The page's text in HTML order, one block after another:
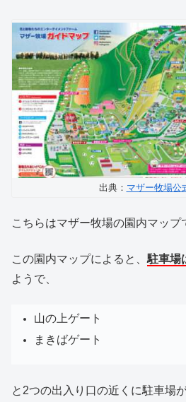
出典： マザー牧場公
こちらはマザー牧場の園内マップ
この園内マップによると、 駐車場
ようで、
山の上ゲート
まきばゲート
と2つの出入り口の近くに駐車場